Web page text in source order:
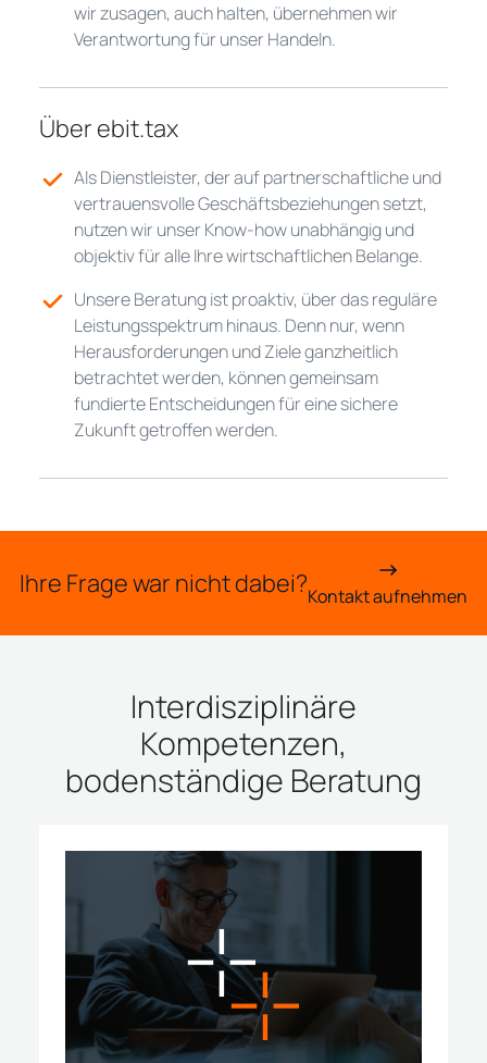
wir zusagen, auch halten, übernehmen wir
Verantwortung für unser Handeln.
Über ebit.tax
Als Dienstleister, der auf partnerschaftliche und
vertrauensvolle Geschäftsbeziehungen setzt,
nutzen wir unser Know-how unabhängig und
objektiv für alle Ihre wirtschaftlichen Belange.
Unsere Beratung ist proaktiv, über das reguläre
Leistungsspektrum hinaus. Denn nur, wenn
Herausforderungen und Ziele ganzheitlich
betrachtet werden, können gemeinsam
fundierte Entscheidungen für eine sichere
Zukunft getroffen werden.
Ihre Frage war nicht dabei?Kontakt aufnehmen
Interdisziplinäre
Kompetenzen,
bodenständige Beratung